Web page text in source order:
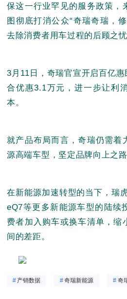
保这一行业罕见的服务政策，
图彻底打消公众“奇瑞奇瑞，
去除消费者用车过程的后顾之忧
3月11日，奇瑞官宣开启百亿
合优惠3.1万元，进一步让利
本。
就产品布局而言，奇瑞仍需着
源高端车型，坚定品牌向上之路
在新能源加速转型的当下，瑞
eQ7等更多新能源车型的陆续
费者加入购车或换车清单，缩
间的差距。
# 产销数据 #奇瑞新能源 # 奇